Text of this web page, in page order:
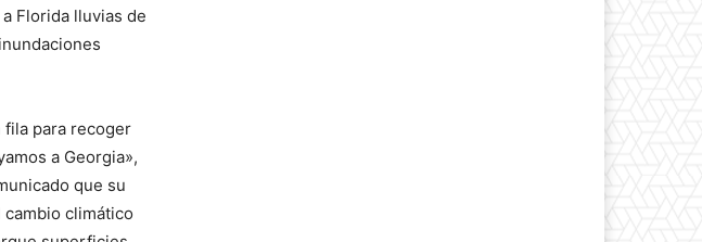
Florida lluvias de
fila para recoger
a Georgia»,
que su
climático